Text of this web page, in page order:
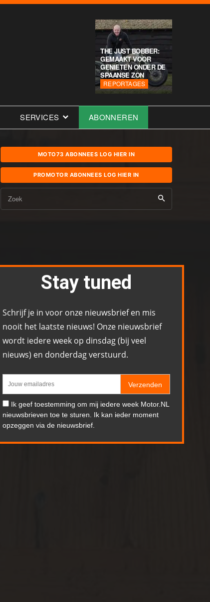
THE JUST BOBBER:
GEMAAKT VOOR
GENIETEN ONDER DE
SPAANSE ZON
REPORTAGES
SERVICES ABONNEREN
MOTO73 ABONNEES LOG HIER IN
PROMOTOR ABONNEES LOG HIER IN
Zoek
Stay tuned
Schrijf je in voor onze nieuwsbrief en mis
nooit het laatste nieuws! Onze nieuwsbrief
wordt iedere week op dinsdag (bij veel
nieuws) en donderdag verstuurd.
Verzenden
Ik geef toestemming om mij iedere week Motor.NL
nieuwsbrieven toe te sturen. Ik kan ieder moment
opzeggen via de nieuwsbrief.